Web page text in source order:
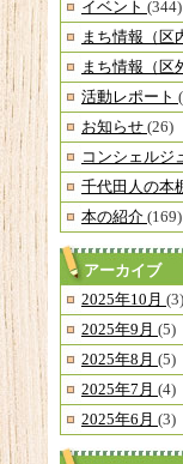
イベント (344)
まち情報（区
まち情報（区
活動レポート
お知らせ (26)
コンシェルジ
千代田人の本
本の紹介 (169)
アーカイブ
2025年10月 (3)
2025年9月 (5)
2025年8月 (5)
2025年7月 (4)
2025年6月 (3)